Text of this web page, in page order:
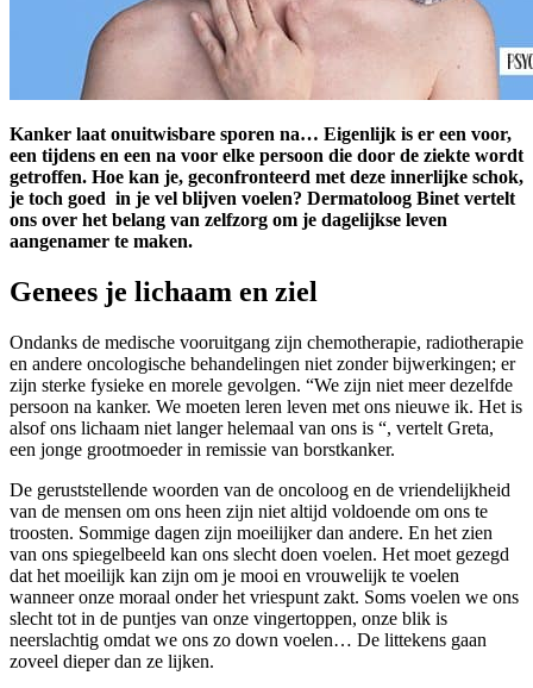
Kanker laat onuitwisbare sporen na… Eigenlijk is er een voor,
een tijdens en een na voor elke persoon die door de ziekte wordt
getroffen. Hoe kan je, geconfronteerd met deze innerlijke schok,
je toch goed in je vel blijven voelen? Dermatoloog Binet vertelt
ons over het belang van zelfzorg om je dagelijkse leven
aangenamer te maken.
Genees je lichaam en ziel
Ondanks de medische vooruitgang zijn chemotherapie, radiotherapie
en andere oncologische behandelingen niet zonder bijwerkingen; er
zijn sterke fysieke en morele gevolgen. “We zijn niet meer dezelfde
persoon na kanker. We moeten leren leven met ons nieuwe ik. Het is
alsof ons lichaam niet langer helemaal van ons is “, vertelt Greta,
een jonge grootmoeder in remissie van borstkanker.
De geruststellende woorden van de oncoloog en de vriendelijkheid
van de mensen om ons heen zijn niet altijd voldoende om ons te
troosten. Sommige dagen zijn moeilijker dan andere. En het zien
van ons spiegelbeeld kan ons slecht doen voelen. Het moet gezegd
dat het moeilijk kan zijn om je mooi en vrouwelijk te voelen
wanneer onze moraal onder het vriespunt zakt. Soms voelen we ons
slecht tot in de puntjes van onze vingertoppen, onze blik is
neerslachtig omdat we ons zo down voelen… De littekens gaan
zoveel dieper dan ze lijken.